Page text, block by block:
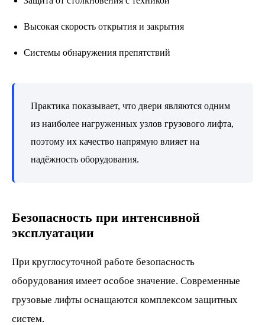
Высокая скорость открытия и закрытия
Системы обнаружения препятствий
Практика показывает, что двери являются одним
из наиболее нагруженных узлов грузового лифта,
поэтому их качество напрямую влияет на
надёжность оборудования.
Безопасность при интенсивной
эксплуатации
При круглосуточной работе безопасность
оборудования имеет особое значение. Современные
грузовые лифты оснащаются комплексом защитных
систем.